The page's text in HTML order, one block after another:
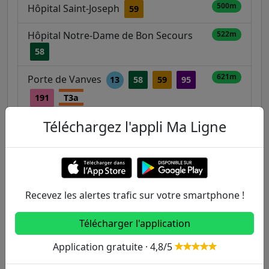
Hôpital Saint-Joseph 59 500m
Hôpital Notre-Dame de Bon Secours
58
522m
Porte de Vanves 13 58 59
95
191
T3a
621m
Vercingétorix - Paturle 59 633m
659m
Autres lignes
Téléchargez l'appli Ma Ligne
Recevez les alertes trafic sur votre smartphone !
Télécharger l'application
Application gratuite · 4,8/5